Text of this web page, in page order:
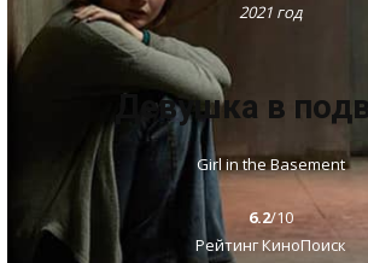
2021 год
Девушка в
Girl in the Basement
6.2/10
Рейтинг КиноПоиск